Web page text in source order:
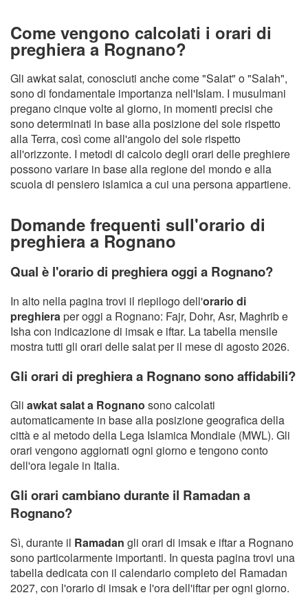
Come vengono calcolati i orari di
preghiera a Rognano?
Gli awkat salat, conosciuti anche come "Salat" o "Salah",
sono di fondamentale importanza nell'Islam. I musulmani
pregano cinque volte al giorno, in momenti precisi che
sono determinati in base alla posizione del sole rispetto
alla Terra, così come all'angolo del sole rispetto
all'orizzonte. I metodi di calcolo degli orari delle preghiere
possono variare in base alla regione del mondo e alla
scuola di pensiero islamica a cui una persona appartiene.
Domande frequenti sull'orario di
preghiera a Rognano
Qual è l'orario di preghiera oggi a Rognano?
In alto nella pagina trovi il riepilogo dell'orario di
preghieraper oggi a Rognano: Fajr, Dohr, Asr, Maghrib e
Isha con indicazione di imsak e iftar. La tabella mensile
mostra tutti gli orari delle salat per il mese di agosto 2026.
Gli orari di preghiera a Rognano sono affidabili?
Gli awkat salat a Rognano sono calcolati
automaticamente in base alla posizione geografica della
città e al metodo della Lega Islamica Mondiale (MWL). Gli
orari vengono aggiornati ogni giorno e tengono conto
dell'ora legale in Italia.
Gli orari cambiano durante il Ramadan a
Rognano?
Sì, durante il Ramadan gli orari di imsak e iftar a Rognano
sono particolarmente importanti. In questa pagina trovi una
tabella dedicata con il calendario completo del Ramadan
2027, con l'orario di imsak e l'ora dell'iftar per ogni giorno.